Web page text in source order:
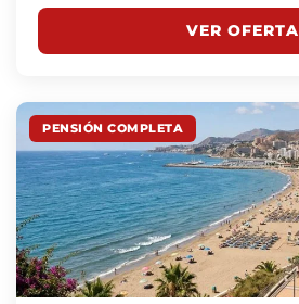
VER OFERTA
PENSIÓN COMPLETA